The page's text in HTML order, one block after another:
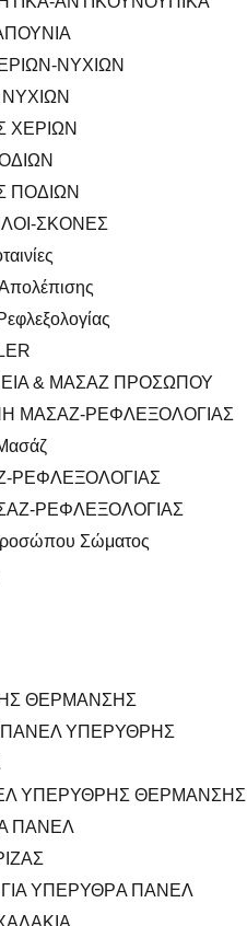
ΝΥΧΙΩΝ
ΝΥΧΙΩΝ
ΧΕΡΙΩΝ
ΠΟΔΙΩΝ
ΣΚΟΝΕΣ
& ΜΑΣΑΖ ΠΡΟΣΩΠΟΥ
ΜΑΣΑΖ-ΡΕΦΛΕΞΟΛΟΓΙΑΣ
ΡΕΦΛΕΞΟΛΟΓΙΑΣ
ΡΕΦΛΕΞΟΛΟΓΙΑΣ
Σώματος
ΘΕΡΜΑΝΣΗΣ
ΠΑΝΕΛ ΥΠΕΡΥΘΡΗΣ
ΥΠΕΡΥΘΡΗΣ ΘΕΡΜΑΝΣΗΣ
ΠΑΝΕΛ
ΥΠΕΡΥΘΡA ΠΑΝΕΛ